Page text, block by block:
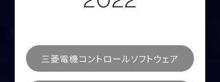
三菱電機コントロールソフトウェア